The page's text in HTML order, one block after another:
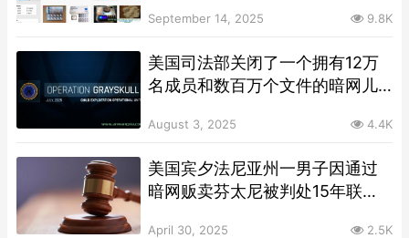
September 14, 2025 9.8K
美国司法部关闭了一个拥有12万
名成员和数百万个文件的暗网儿
August 3, 2025 4.4K
美国宾夕法尼亚州一男子因通过
暗网贩卖芬太尼被判处15年联邦
April 30, 2025 2.5K